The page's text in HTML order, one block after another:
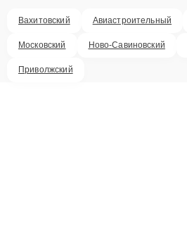
Вахитовский Авиастроительный
Московский Ново-Савиновский
Приволжский